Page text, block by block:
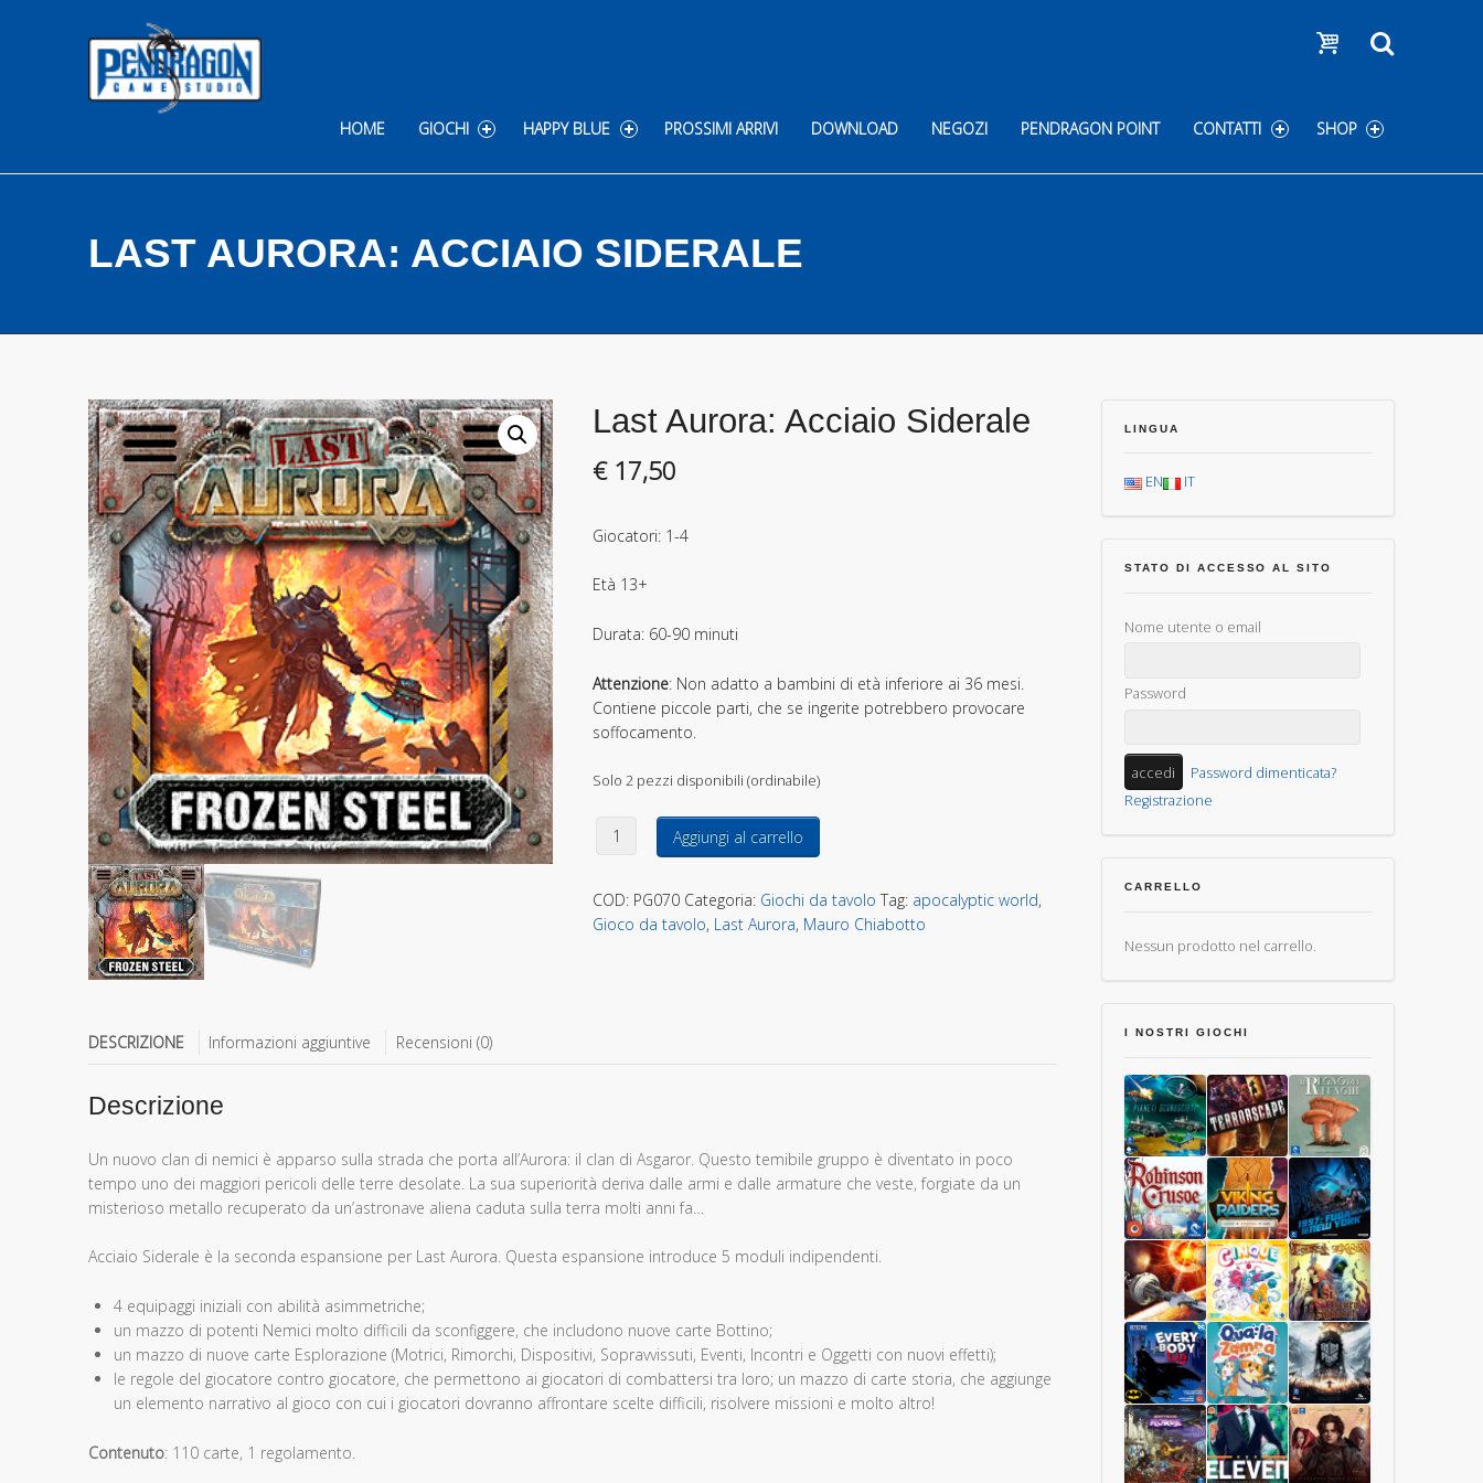
Show cart
HOME
GIOCHI HAPPY BLUE PROSSIMI ARRIVI DOWNLOAD NEGOZI PENDRAGON POINT CONTATTI SHOP
LAST AURORA: ACCIAIO SIDERALE
Last Aurora: Acciaio Siderale
€17,50
Giocatori: 1-4
Età 13+
Durata: 60-90 minuti
Attenzione: Non adatto a bambini di età inferiore ai 36 mesi.
Contiene piccole parti, che se ingerite potrebbero provocare
soffocamento.
Solo 2 pezzi disponibili (ordinabile)
Aggiungi al carrello
COD: PG070 Categoria: Giochi da tavolo Tag: apocalyptic world,
Gioco da tavolo, Last Aurora, Mauro Chiabotto
DESCRIZIONE Informazioni aggiuntive Recensioni (0)
Descrizione
Un nuovo clan di nemici è apparso sulla strada che porta all’Aurora: il clan di Asgaror. Questo temibile gruppo è diventato in poco
tempo uno dei maggiori pericoli delle terre desolate. La sua superiorità deriva dalle armi e dalle armature che veste, forgiate da un
misterioso metallo recuperato da un’astronave aliena caduta sulla terra molti anni fa…
Acciaio Siderale è la seconda espansione per Last Aurora. Questa espansione introduce 5 moduli indipendenti.
4 equipaggi iniziali con abilità asimmetriche;
un mazzo di potenti Nemici molto difficili da sconfiggere, che includono nuove carte Bottino;
un mazzo di nuove carte Esplorazione (Motrici, Rimorchi, Dispositivi, Sopravvissuti, Eventi, Incontri e Oggetti con nuovi effetti);
le regole del giocatore contro giocatore, che permettono ai giocatori di combattersi tra loro; un mazzo di carte storia, che aggiunge
un elemento narrativo al gioco con cui i giocatori dovranno affrontare scelte difficili, risolvere missioni e molto altro!
Contenuto: 110 carte, 1 regolamento.
LINGUA
EN IT
STATO DI ACCESSO AL SITO
Nome utente o email
Password
Password dimenticata?
Registrazione
CARRELLO
Nessun prodotto nel carrello.
I NOSTRI GIOCHI
Pianeti
Sconosciuti
Terrorscape
Il
Regno
dei
Funghi
Robinson
Crusoe
Collector
Edition
Viking
Raiders
1997:
Fuga
da
New
York
Starship
Interstellar
Cinque
Sì,
Oscuro
Signore
Luxastra
Batman:
Tutti
Qua
la
Frostpunk